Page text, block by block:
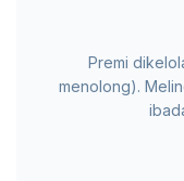
Premi
menolong).